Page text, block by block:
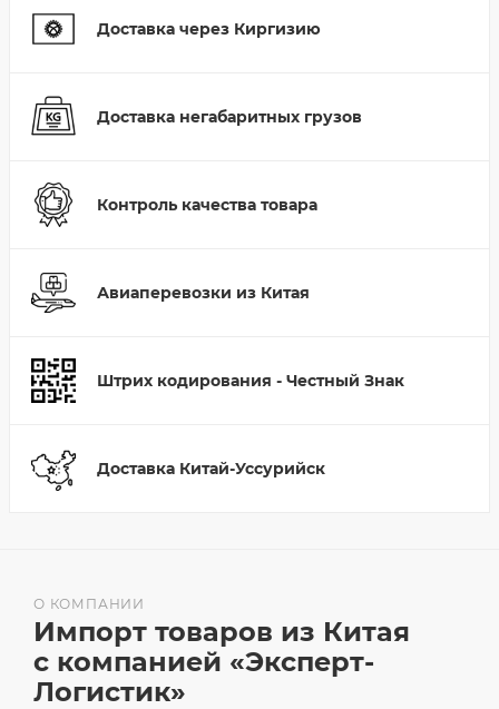
Доставка через Киргизию
Доставка негабаритных грузов
Контроль качества товара
Авиаперевозки из Китая
Штрих кодирования - Честный Знак
Доставка Китай-Уссурийск
О КОМПАНИИ
Импорт товаров из Китая
с компанией «Эксперт-
Логистик»